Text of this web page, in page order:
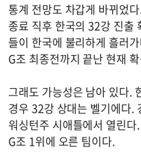
통계 전망도 차갑게 바뀌었
종료 직후 한국의 32강 진출
들이 한국에 불리하게 흘러
G조 최종전까지 끝난 현재
그래도 가능성은 남아 있다.
경우 32강 상대는 벨기에다.
워싱턴주 시애틀에서 열린
G조 1위에 오른 팀이다.